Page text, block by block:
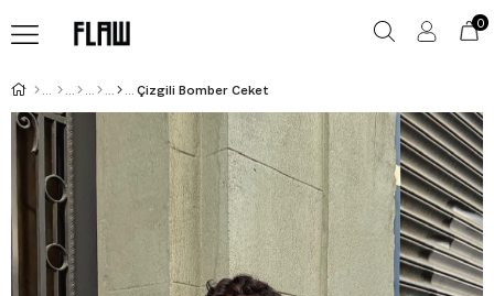
0
Çizgili Bomber Ceket